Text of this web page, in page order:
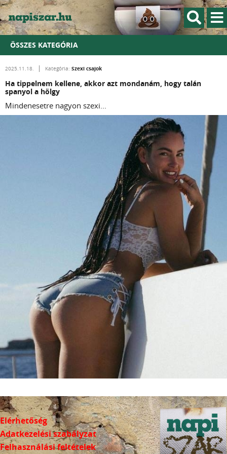
ÖSSZES KATEGÓRIA
2025.11.18. Kategória: Szexi csajok
Ha tippelnem kellene, akkor azt mondanám, hogy talán
spanyol a hölgy
Mindenesetre nagyon szexi...
Elérhetőség
Adatkezelési szabályzat
Felhasználási feltételek